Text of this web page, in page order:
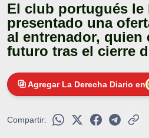
El club portugués le
presentado una
al entrenador, quien
futuro tras el cierre
Agregar La Derecha Diario en
Compartir: